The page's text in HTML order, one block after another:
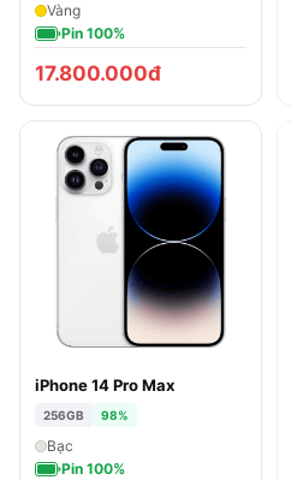
Vàng
Pin 100%
17.800.000đ
iPhone 14 Pro Max
256GB 98%
Bạc
Pin 100%